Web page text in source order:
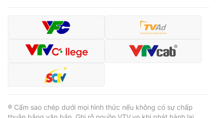
® Cấm sao chép dưới mọi hình thức nếu không có sự chấp